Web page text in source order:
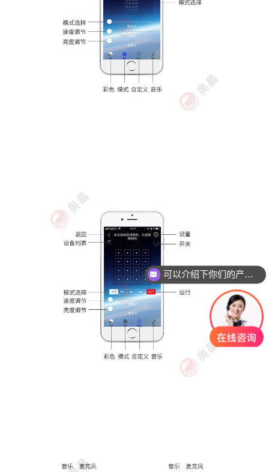
可以介绍下你们的产品么？